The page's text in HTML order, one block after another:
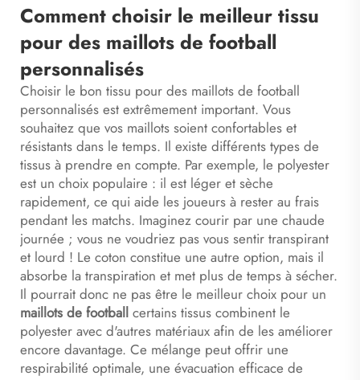
Comment choisir le meilleur tissu
pour des maillots de football
personnalisés
Choisir le bon tissu pour des maillots de football
personnalisés est extrêmement important. Vous
souhaitez que vos maillots soient confortables et
résistants dans le temps. Il existe différents types de
tissus à prendre en compte. Par exemple, le polyester
est un choix populaire : il est léger et sèche
rapidement, ce qui aide les joueurs à rester au frais
pendant les matchs. Imaginez courir par une chaude
journée ; vous ne voudriez pas vous sentir transpirant
et lourd ! Le coton constitue une autre option, mais il
absorbe la transpiration et met plus de temps à sécher.
Il pourrait donc ne pas être le meilleur choix pour un
maillots de football certains tissus combinent le
polyester avec d'autres matériaux afin de les améliorer
encore davantage. Ce mélange peut offrir une
respirabilité optimale, une évacuation efficace de